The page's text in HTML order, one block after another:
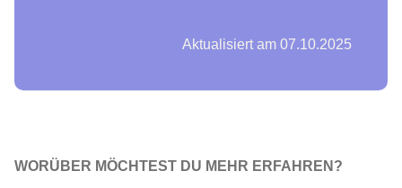
Aktualisiert am 07.10.2025
WORÜBER MÖCHTEST DU MEHR ERFAHREN?